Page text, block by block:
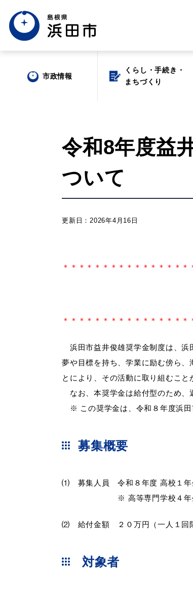
市政情報
くらし・手続き・
まちづくり
場面から探す
市政情報
くらし・手続き・
まちづくり
令和8年度益
ついて
更新日：2026年4月16日
＊＊＊＊＊＊＊＊＊＊＊＊＊＊＊
＊＊＊＊＊＊＊＊＊＊＊＊＊＊＊
浜田市益井俊雄奨学金制度は、浜
夢や目標を持ち、学業に励む傍ら
とにより、その活動に取り組むこと
なお、本奨学金は給付型のため、
※ この奨学金は、令和８年度浜田
募集概要
⑴ 募集人員
令和８年度 高校１
※ 高等専門学校４年生、
⑵ 給付金額 ２０万円（一人１回
対象者